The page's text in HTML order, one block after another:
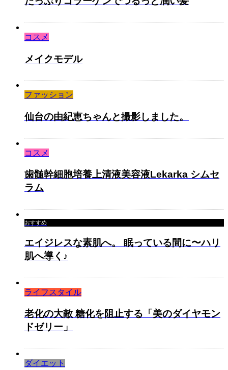
コスメ
メイクモデル
ファッション
仙台の由紀恵ちゃんと撮影しました。
コスメ
歯髄幹細胞培養上清液美容液Lekarka シムセ
ラム
おすすめ
エイジレスな素肌へ。 眠っている間に〜ハリ
肌へ導く♪
ライフスタイル
老化の大敵 糖化を阻止する「美のダイヤモン
ドゼリー」
ダイエット